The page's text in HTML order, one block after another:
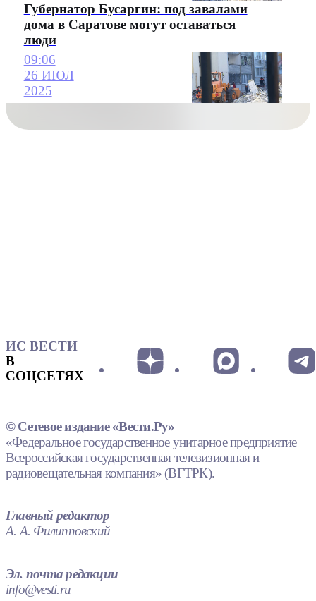
Губернатор Бусаргин: под завалами
дома в Саратове могут оставаться
люди
09:06
26 ИЮЛ
2025
ИС ВЕСТИ
В
СОЦСЕТЯХ
© Сетевое издание «Вести.Ру»
«Федеральное государственное унитарное предприятие
Всероссийская государственная телевизионная и
радиовещательная компания» (ВГТРК).
Главный редактор
А. А. Филипповский
Эл. почта редакции
info@vesti.ru